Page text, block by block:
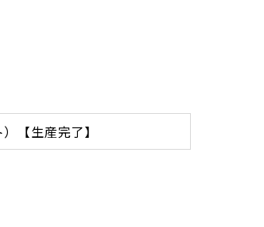
【生産完了】